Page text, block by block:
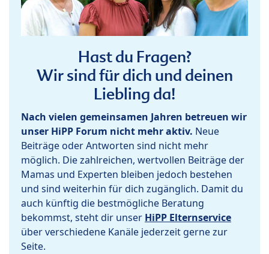
Hast du Fragen?
Wir sind für dich und deinen
Liebling da!
Nach vielen gemeinsamen Jahren betreuen wir
unser HiPP Forum nicht mehr aktiv. Neue
Beiträge oder Antworten sind nicht mehr
möglich. Die zahlreichen, wertvollen Beiträge der
Mamas und Experten bleiben jedoch bestehen
und sind weiterhin für dich zugänglich. Damit du
auch künftig die bestmögliche Beratung
bekommst, steht dir unser HiPP Elternservice
über verschiedene Kanäle jederzeit gerne zur
Seite.